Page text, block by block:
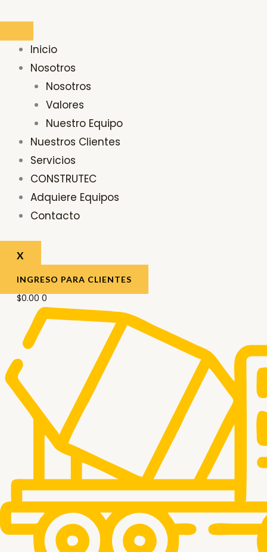
contenido
Inicio
Nosotros
Nosotros
Valores
Nuestro Equipo
Nuestros Clientes
Servicios
CONSTRUTEC
Adquiere Equipos
Contacto
X
INGRESO PARA CLIENTES
$0.00 0